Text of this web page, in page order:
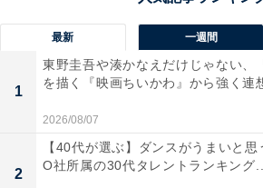
最新 一週間
1
東野圭吾や湊かなえだけじゃない、
を描く『映画ちいかわ』から強く連
2026/08/07
2
【40代が選ぶ】ダンスがうまいと思
O社所属の30代タレントランキング